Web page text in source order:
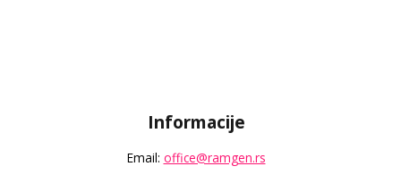
Informacije
Email: office@ramgen.rs